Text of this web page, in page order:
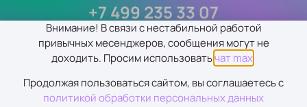
+7 499 235 33 07
®ООО «Клиника лечения угрей и реабилитации кожи»
2003 — 2026 |Политика обработки персональных данных
Внимание! В связи с нестабильной работой
привычных месенджеров, сообщения могут не
доходить. Просим использоватьчат max
Продолжая пользоваться сайтом, вы соглашаетесь с
политикой обработки персональных данных